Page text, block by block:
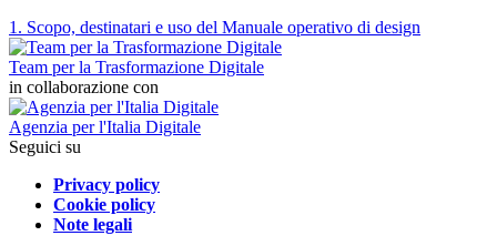
1. Scopo, destinatari e uso del Manuale operativo di design
Team per la Trasformazione Digitale
in collaborazione con
Agenzia per l'Italia Digitale
Seguici su
Privacy policy
Cookie policy
Note legali